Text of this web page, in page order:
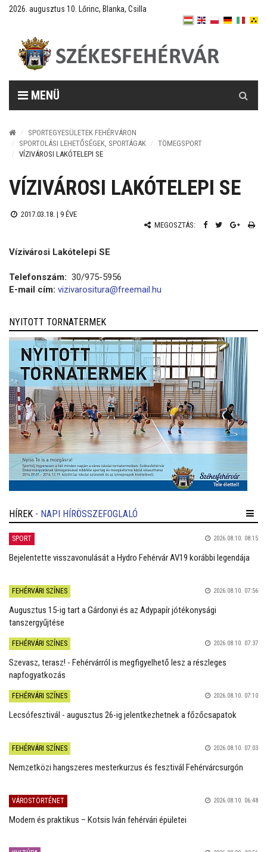
2026. augusztus 10. Lőrinc, Blanka, Csilla
MENÜ
SPORTEGYESÜLETEK FEHÉRVÁRON
SPORTOLÁSI LEHETŐSÉGEK, SPORTÁGAK
TÖMEGSPORT
VÍZIVÁROSI LAKÓTELEPI SE
VÍZIVÁROSI LAKÓTELEPI SE
2017.03.18. | 9 ÉVE
MEGOSZTÁS:
Vízivárosi Lakótelepi SE
Telefonszám: 30/975-5956
E-mail cím: vizivarositura@freemail.hu
NYITOTT TORNATERMEK
HÍREK - NAPI HÍRÖSSZEFOGLALÓ
SPORT 2026.08.10. 08:15
Bejelentette visszavonulását a Hydro Fehérvár AV19 korábbi legendája
FEHÉRVÁRI SZÍNES 2026.08.10. 07:56
Augusztus 15-ig tart a Gárdonyi és az Adypapír jótékonysági
tanszergyűjtése
FEHÉRVÁRI SZÍNES 2026.08.10. 07:37
Szevasz, terasz! - Fehérvárról is megfigyelhető lesz a részleges
napfogyatkozás
FEHÉRVÁRI SZÍNES 2026.08.10. 07:10
Lecsófesztivál - augusztus 26-ig jelentkezhetnek a főzőcsapatok
FEHÉRVÁRI SZÍNES 2026.08.10. 07:03
Nemzetközi hangszeres mesterkurzus és fesztivál Fehérvárcsurgón
VÁROSTÖRTÉNET 2026.08.10. 06:48
Modern és praktikus – Kotsis Iván fehérvári épületei